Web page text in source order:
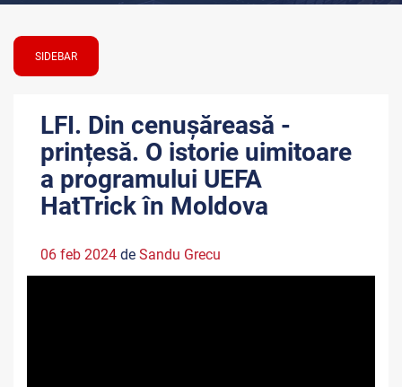
SIDEBAR
LFI. Din cenușăreasă -
prințesă. O istorie uimitoare
a programului UEFA
HatTrick în Moldova
06 feb 2024 de Sandu Grecu